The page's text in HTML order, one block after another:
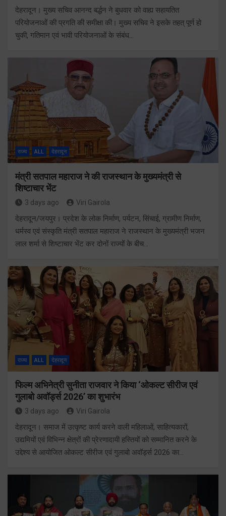
देहरादून। मुख्य सचिव आनन्द बर्द्धन ने बुधवार को वाह्य सहायतित
परियोजनाओं की प्रगति की समीक्षा की। मुख्य सचिव ने इसके तहत् पूर्ण हो
चुकी, गतिमान एवं भावी परियोजनाओं के संबंध…
राज्य ALL देहरादून
मंत्री सतपाल महाराज ने की राजस्थान के मुख्यमंत्री से
शिष्टाचार भेंट
3 days ago Viri Gairola
देहरादून/जयपुर। प्रदेश के लोक निर्माण, पर्यटन, सिंचाई, ग्रामीण निर्माण,
धर्मस्व एवं संस्कृति मंत्री सतपाल महाराज ने राजस्थान के मुख्यमंत्री भजन
लाल शर्मा से शिष्टाचार भेंट कर दोनों राज्यों के बीच…
राज्य ALL देहरादून
फिल्म अभिनेत्री सुनीता राजवार ने किया ‘ओकल्ट सीरीज एवं
गुलाबो अवॉर्ड्स 2026’ का शुभारंभ
3 days ago Viri Gairola
देहरादून। समाज में उत्कृष्ट कार्य करने वाली महिलाओं, साहित्यकारों,
उद्यमियों एवं विभिन्न क्षेत्रों की प्रेरणादायी हस्तियों को सम्मानित करने के
उद्देश्य से आयोजित ओकल्ट सीरीज एवं गुलाबो अवॉर्ड्स 2026 का…